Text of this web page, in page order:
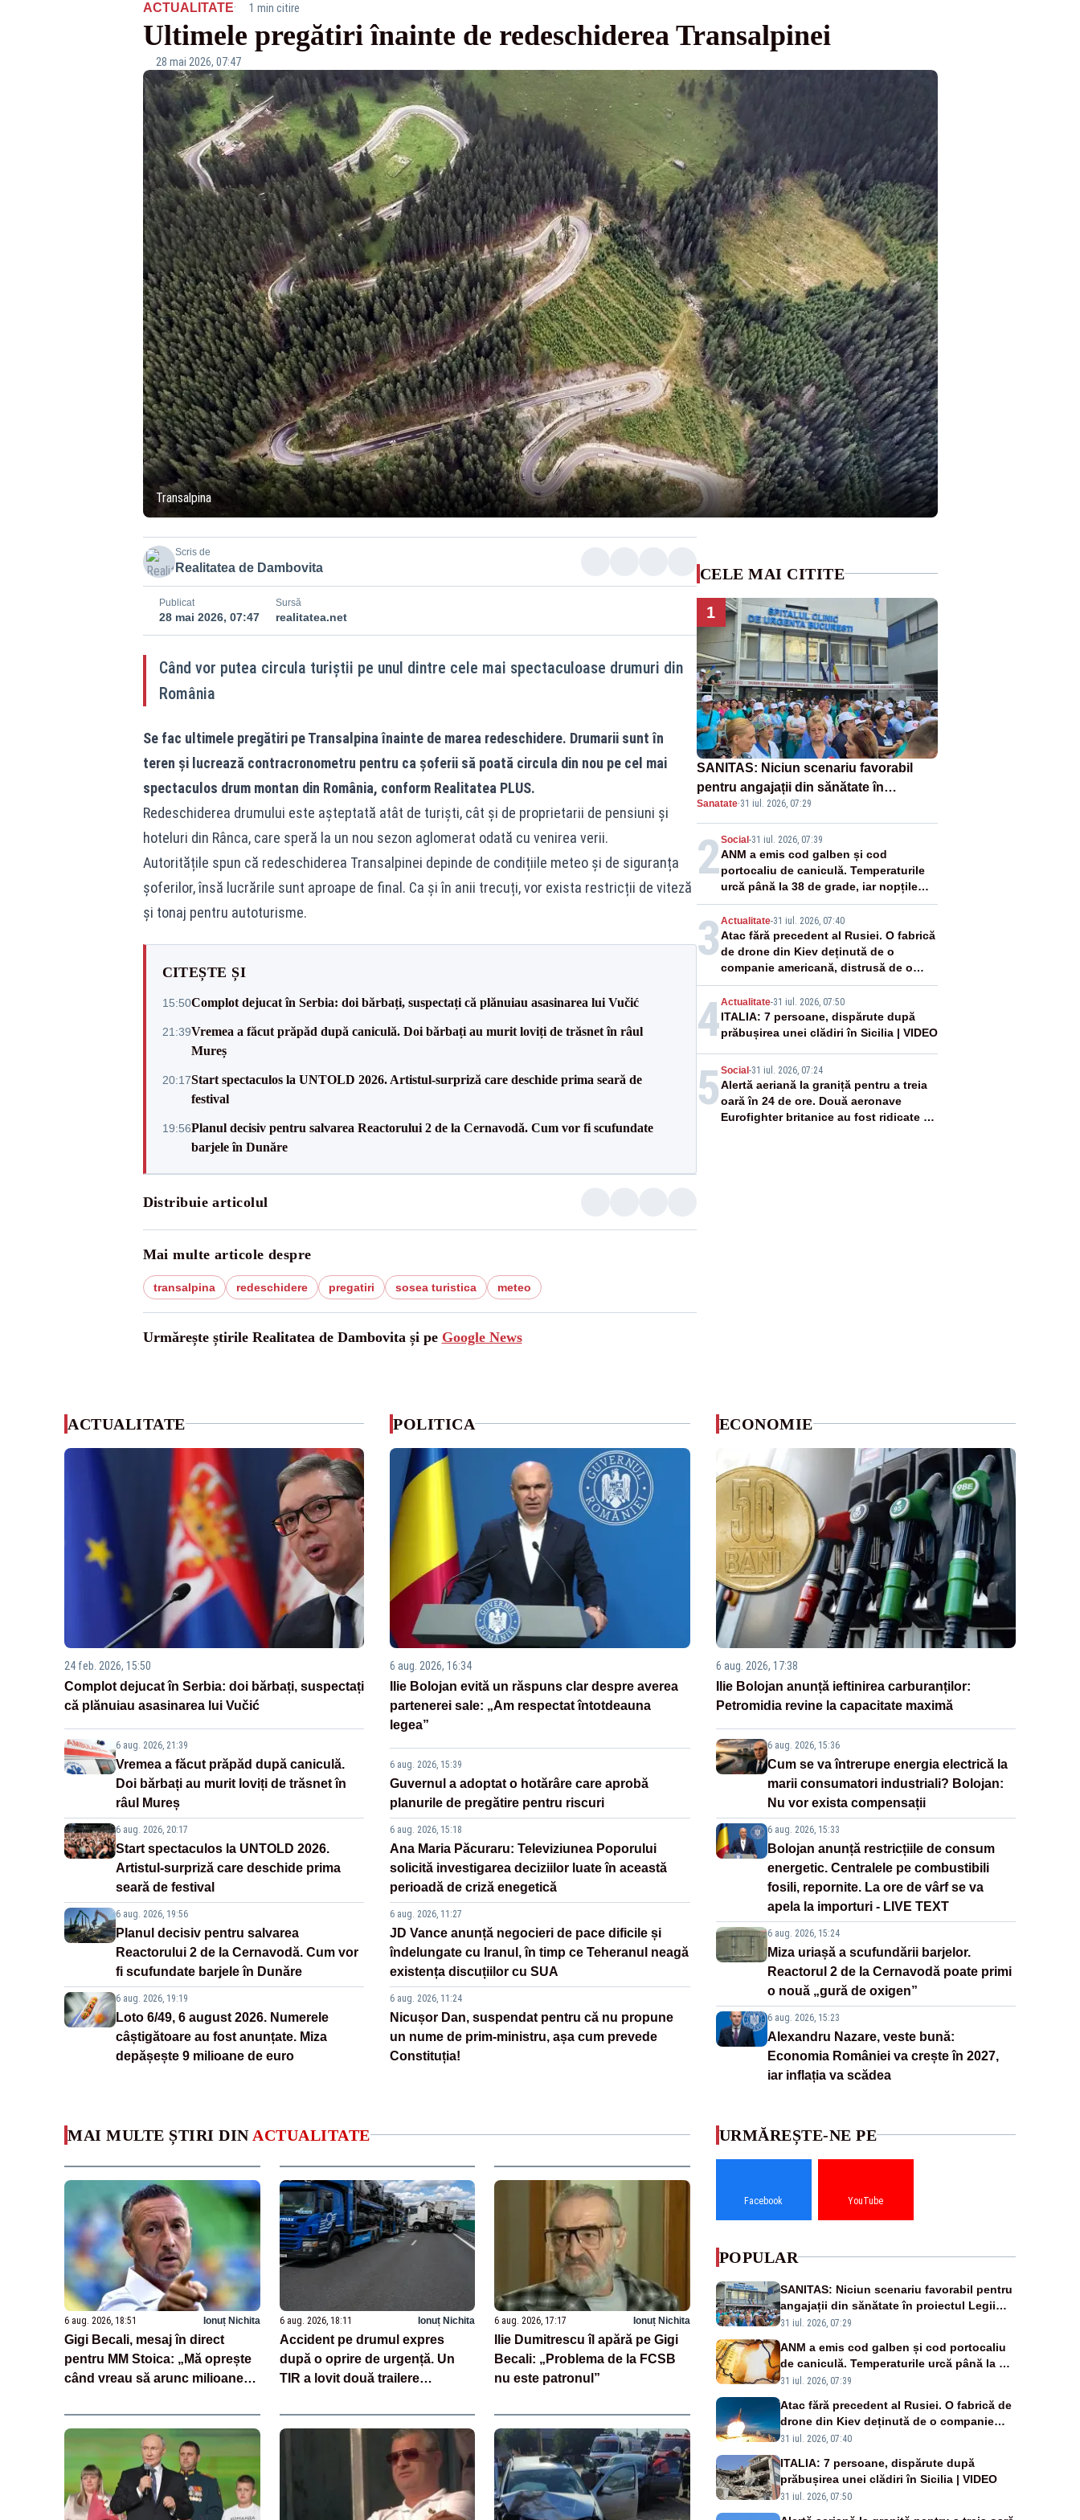
ACTUALITATE· 1 min citire
Ultimele pregătiri înainte de redeschiderea Transalpinei
28 mai 2026, 07:47
Transalpina
Scris de
Realitatea de Dambovita
Publicat
28 mai 2026, 07:47
Sursă
realitatea.net
Când vor putea circula turiștii pe unul dintre cele mai spectaculoase drumuri din
România
Se fac ultimele pregătiri pe Transalpina înainte de marea redeschidere. Drumarii sunt în
teren și lucrează contracronometru pentru ca șoferii să poată circula din nou pe cel mai
spectaculos drum montan din România, conform Realitatea PLUS.
Redeschiderea drumului este așteptată atât de turiști, cât și de proprietarii de pensiuni și
hoteluri din Rânca, care speră la un nou sezon aglomerat odată cu venirea verii.
Autoritățile spun că redeschiderea Transalpinei depinde de condițiile meteo și de siguranța
șoferilor, însă lucrările sunt aproape de final. Ca și în anii trecuți, vor exista restricții de viteză
și tonaj pentru autoturisme.
CITEȘTE ȘI
15:50Complot dejucat în Serbia: doi bărbați, suspectați că plănuiau asasinarea lui Vučić
21:39Vremea a făcut prăpăd după caniculă. Doi bărbați au murit loviți de trăsnet în râul
Mureș
20:17Start spectaculos la UNTOLD 2026. Artistul-surpriză care deschide prima seară de
festival
19:56Planul decisiv pentru salvarea Reactorului 2 de la Cernavodă. Cum vor fi scufundate
barjele în Dunăre
Distribuie articolul
Mai multe articole despre
transalpina redeschidere pregatiri sosea turistica meteo
Urmărește știrile Realitatea de Dambovita și pe Google News
CELE MAI CITITE
1
SANITAS: Niciun scenariu favorabil
pentru angajații din sănătate în
proiectul Legii salarizării
Sanatate·31 iul. 2026, 07:29
2Social-31 iul. 2026, 07:39
ANM a emis cod galben și cod
portocaliu de caniculă. Temperaturile
urcă până la 38 de grade, iar nopțile
devin tropicale
3 Actualitate-31 iul. 2026, 07:40
Atac fără precedent al Rusiei. O fabrică
de drone din Kiev deținută de o
companie americană, distrusă de o
rachetă rusească
4Actualitate-31 iul. 2026, 07:50
ITALIA: 7 persoane, dispărute după
prăbușirea unei clădiri în Sicilia | VIDEO
5 Social-31 iul. 2026, 07:24
Alertă aeriană la graniță pentru a treia
oară în 24 de ore. Două aeronave
Eurofighter britanice au fost ridicate de
ACTUALITATE
24 feb. 2026, 15:50
Complot dejucat în Serbia: doi bărbați, suspectați
că plănuiau asasinarea lui Vučić
6 aug. 2026, 21:39
Vremea a făcut prăpăd după caniculă.
Doi bărbați au murit loviți de trăsnet în
râul Mureș
6 aug. 2026, 20:17
Start spectaculos la UNTOLD 2026.
Artistul-surpriză care deschide prima
seară de festival
6 aug. 2026, 19:56
Planul decisiv pentru salvarea
Reactorului 2 de la Cernavodă. Cum vor
fi scufundate barjele în Dunăre
6 aug. 2026, 19:19
Loto 6/49, 6 august 2026. Numerele
câștigătoare au fost anunțate. Miza
depășește 9 milioane de euro
POLITICA
6 aug. 2026, 16:34
Ilie Bolojan evită un răspuns clar despre averea
partenerei sale: „Am respectat întotdeauna
legea”
6 aug. 2026, 15:39
Guvernul a adoptat o hotărâre care aprobă
planurile de pregătire pentru riscuri
6 aug. 2026, 15:18
Ana Maria Păcuraru: Televiziunea Poporului
solicită investigarea deciziilor luate în această
perioadă de criză enegetică
6 aug. 2026, 11:27
JD Vance anunță negocieri de pace dificile și
îndelungate cu Iranul, în timp ce Teheranul neagă
existența discuțiilor cu SUA
6 aug. 2026, 11:24
Nicușor Dan, suspendat pentru că nu propune
un nume de prim-ministru, așa cum prevede
Constituția!
ECONOMIE
6 aug. 2026, 17:38
Ilie Bolojan anunță ieftinirea carburanților:
Petromidia revine la capacitate maximă
6 aug. 2026, 15:36
Cum se va întrerupe energia electrică la
marii consumatori industriali? Bolojan:
Nu vor exista compensații
6 aug. 2026, 15:33
Bolojan anunță restricțiile de consum
energetic. Centralele pe combustibili
fosili, repornite. La ore de vârf se va
apela la importuri - LIVE TEXT
6 aug. 2026, 15:24
Miza uriașă a scufundării barjelor.
Reactorul 2 de la Cernavodă poate primi
o nouă „gură de oxigen”
6 aug. 2026, 15:23
Alexandru Nazare, veste bună:
Economia României va crește în 2027,
iar inflația va scădea
MAI MULTE ȘTIRI DIN ACTUALITATE
6 aug. 2026, 18:51 Ionuț Nichita
Gigi Becali, mesaj în direct
pentru MM Stoica: „Mă oprește
când vreau să arunc milioane
6 aug. 2026, 18:11 Ionuț Nichita
Accident pe drumul expres
după o oprire de urgență. Un
TIR a lovit două trailere
6 aug. 2026, 17:17 Ionuț Nichita
Ilie Dumitrescu îl apără pe Gigi
Becali: „Problema de la FCSB
nu este patronul”
URMĂREȘTE-NE PE
Facebook YouTube
POPULAR
SANITAS: Niciun scenariu favorabil pentru
angajații din sănătate în proiectul Legii
salarizării
31 iul. 2026, 07:29
ANM a emis cod galben și cod portocaliu
de caniculă. Temperaturile urcă până la 38
de grade, iar nopțile devin tropicale
31 iul. 2026, 07:39
Atac fără precedent al Rusiei. O fabrică de
drone din Kiev deținută de o companie
americană, distrusă de o rachetă rusească
31 iul. 2026, 07:40
ITALIA: 7 persoane, dispărute după
prăbușirea unei clădiri în Sicilia | VIDEO
31 iul. 2026, 07:50